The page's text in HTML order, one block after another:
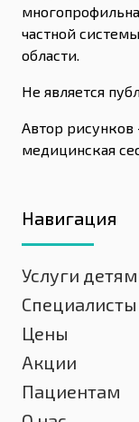
частной
области.
Не является
Автор рисунков
медицинская
Навигация
Услуги детям
Специалисты
Цены
Акции
Пациентам